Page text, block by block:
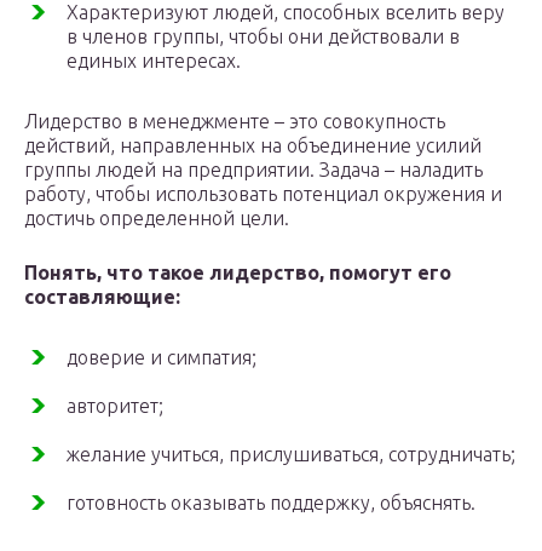
Характеризуют людей, способных вселить веру
в членов группы, чтобы они действовали в
единых интересах.
Лидерство в менеджменте – это совокупность
действий, направленных на объединение усилий
группы людей на предприятии. Задача – наладить
работу, чтобы использовать потенциал окружения и
достичь определенной цели.
Понять, что такое лидерство, помогут его
составляющие:
доверие и симпатия;
авторитет;
желание учиться, прислушиваться, сотрудничать;
готовность оказывать поддержку, объяснять.